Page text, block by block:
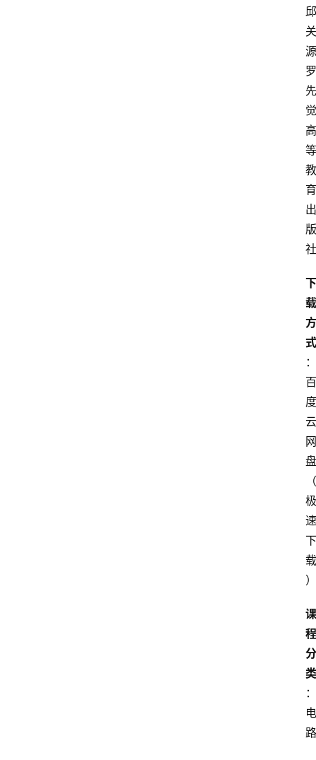
邱
关
源
罗
先
觉
高
等
教
育
出
版
社
下
载
方
式
：
百
度
云
网
盘
（
极
速
下
载
）
课
程
分
类
：
电
路